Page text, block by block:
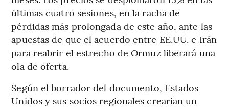
últimas cuatro sesiones, en la racha de
pérdidas más prolongada de este año, ante las
apuestas de que el acuerdo entre EE.UU. e Irán
para reabrir el estrecho de Ormuz liberará una
ola de oferta.
Según el borrador del documento, Estados
Unidos y sus socios regionales crearían un